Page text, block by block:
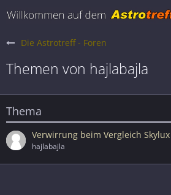
Die Astrotreff - Foren
Themen von hajlabajla
Thema
Verwirrung beim Vergleich Skylux
hajlabajla